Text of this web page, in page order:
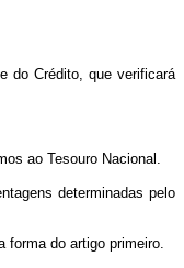
do Crédito, que verificará
ao Tesouro Nacional.
determinadas pelo
forma do artigo primeiro.